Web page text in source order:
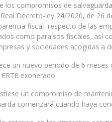
los compromisos de
Decreto-ley 24/2020, de 26
fiscal respecto de las
como paraísos fiscales, así
y sociedades acogidas a
un nuevo periodo de 6 meses
exonerado.
un compromiso de
comenzará cuando haya